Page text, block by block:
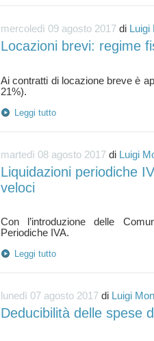
mercoledì 09 agosto 2017 di Luigi
Locazioni brevi: regime
Ai contratti di locazione breve è
Leggi tutto
martedì 08 agosto 2017 di Luigi
Liquidazioni periodiche
veloci
Con l’introduzione delle
Leggi tutto
lunedì 07 agosto 2017 di Luigi
Deducibilità delle spese